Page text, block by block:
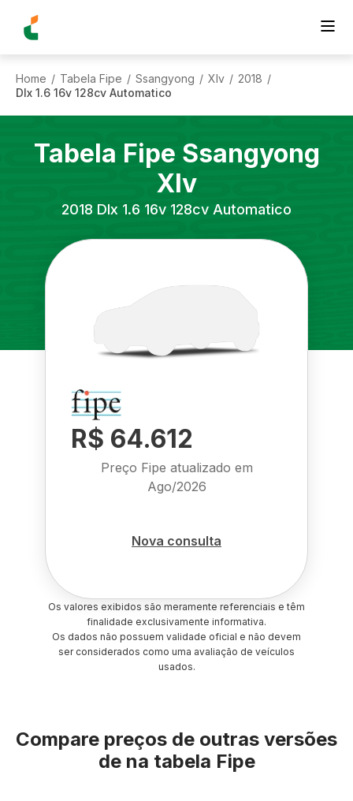
Home / Tabela Fipe / Ssangyong / Xlv / 2018 /
Dlx 1.6 16v 128cv Automatico
Tabela Fipe Ssangyong
Xlv
2018 Dlx 1.6 16v 128cv Automatico
R$ 64.612
Preço Fipe atualizado em
Ago/2026
Nova consulta
Os valores exibidos são meramente referenciais e têm
finalidade exclusivamente informativa.
Os dados não possuem validade oficial e não devem
ser considerados como uma avaliação de veículos
usados.
Compare preços de outras versões
de na tabela Fipe